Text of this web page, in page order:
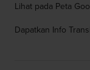
Lihat pada Peta
Dapatkan Info